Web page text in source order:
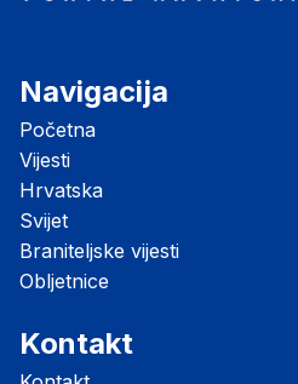
Navigacija
Početna
Vijesti
Hrvatska
Svijet
Braniteljske vijesti
Obljetnice
Kontakt